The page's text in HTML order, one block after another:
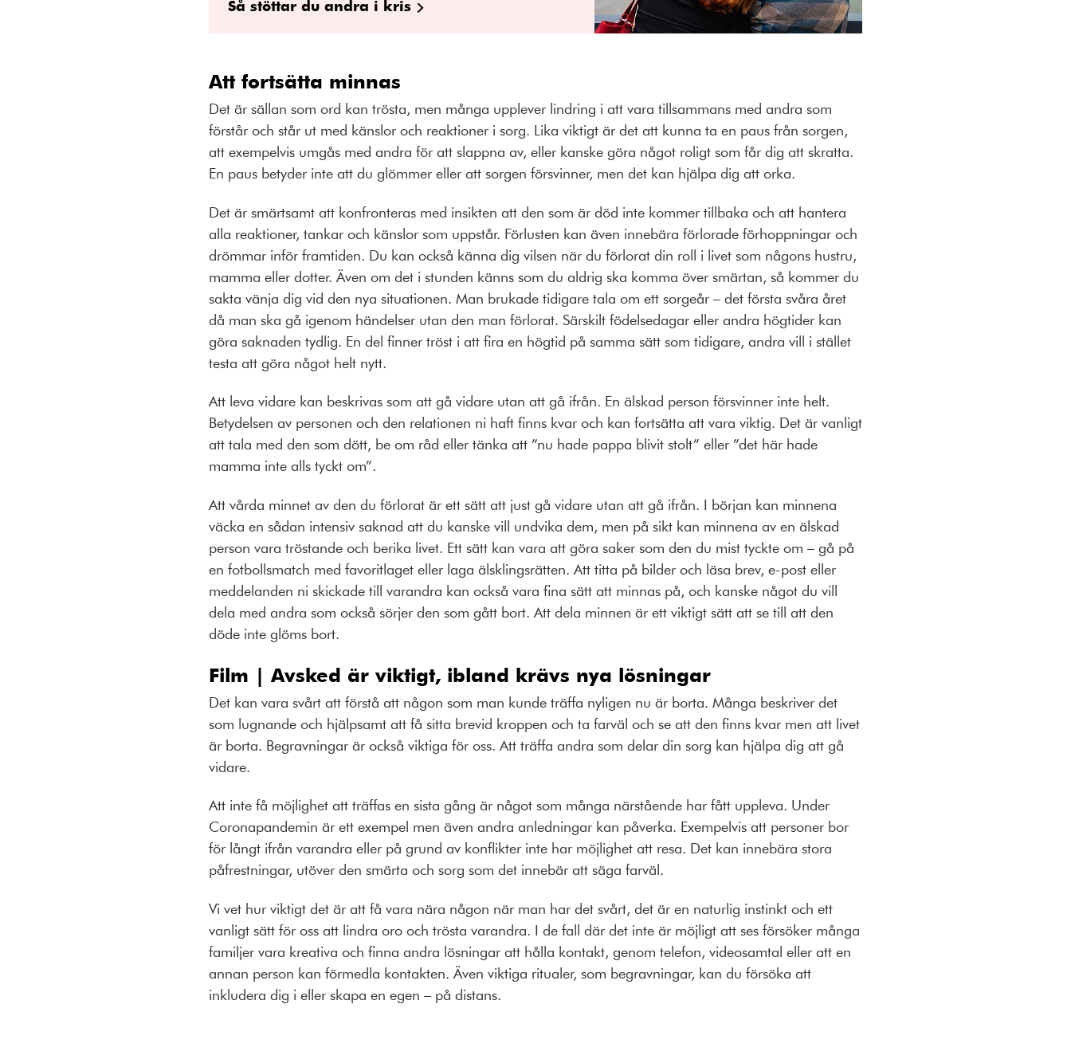
Så stöttar du andra i kris
Att fortsätta minnas
Det är sällan som ord kan trösta, men många upplever lindring i att vara tillsammans med andra som
förstår och står ut med känslor och reaktioner i sorg. Lika viktigt är det att kunna ta en paus från sorgen,
att exempelvis umgås med andra för att slappna av, eller kanske göra något roligt som får dig att skratta.
En paus betyder inte att du glömmer eller att sorgen försvinner, men det kan hjälpa dig att orka.
Det är smärtsamt att konfronteras med insikten att den som är död inte kommer tillbaka och att hantera
alla reaktioner, tankar och känslor som uppstår. Förlusten kan även innebära förlorade förhoppningar och
drömmar inför framtiden. Du kan också känna dig vilsen när du förlorat din roll i livet som någons hustru,
mamma eller dotter. Även om det i stunden känns som du aldrig ska komma över smärtan, så kommer du
sakta vänja dig vid den nya situationen. Man brukade tidigare tala om ett sorgeår – det första svåra året
då man ska gå igenom händelser utan den man förlorat. Särskilt födelsedagar eller andra högtider kan
göra saknaden tydlig. En del finner tröst i att fira en högtid på samma sätt som tidigare, andra vill i stället
testa att göra något helt nytt.
Att leva vidare kan beskrivas som att gå vidare utan att gå ifrån. En älskad person försvinner inte helt.
Betydelsen av personen och den relationen ni haft finns kvar och kan fortsätta att vara viktig. Det är vanligt
att tala med den som dött, be om råd eller tänka att ”nu hade pappa blivit stolt” eller ”det här hade
mamma inte alls tyckt om”.
Att vårda minnet av den du förlorat är ett sätt att just gå vidare utan att gå ifrån. I början kan minnena
väcka en sådan intensiv saknad att du kanske vill undvika dem, men på sikt kan minnena av en älskad
person vara tröstande och berika livet. Ett sätt kan vara att göra saker som den du mist tyckte om – gå på
en fotbollsmatch med favoritlaget eller laga älsklingsrätten. Att titta på bilder och läsa brev, e-post eller
meddelanden ni skickade till varandra kan också vara fina sätt att minnas på, och kanske något du vill
dela med andra som också sörjer den som gått bort. Att dela minnen är ett viktigt sätt att se till att den
döde inte glöms bort.
Film | Avsked är viktigt, ibland krävs nya lösningar
Det kan vara svårt att förstå att någon som man kunde träffa nyligen nu är borta. Många beskriver det
som lugnande och hjälpsamt att få sitta brevid kroppen och ta farväl och se att den finns kvar men att livet
är borta. Begravningar är också viktiga för oss. Att träffa andra som delar din sorg kan hjälpa dig att gå
vidare.
Att inte få möjlighet att träffas en sista gång är något som många närstående har fått uppleva. Under
Coronapandemin är ett exempel men även andra anledningar kan påverka. Exempelvis att personer bor
för långt ifrån varandra eller på grund av konflikter inte har möjlighet att resa. Det kan innebära stora
påfrestningar, utöver den smärta och sorg som det innebär att säga farväl.
Vi vet hur viktigt det är att få vara nära någon när man har det svårt, det är en naturlig instinkt och ett
vanligt sätt för oss att lindra oro och trösta varandra. I de fall där det inte är möjligt att ses försöker många
familjer vara kreativa och finna andra lösningar att hålla kontakt, genom telefon, videosamtal eller att en
annan person kan förmedla kontakten. Även viktiga ritualer, som begravningar, kan du försöka att
inkludera dig i eller skapa en egen – på distans.